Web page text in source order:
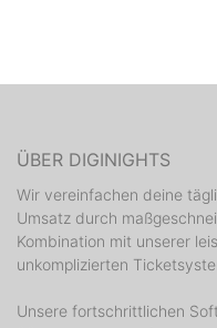
ÜBER DIGINIGHTS
Wir vereinfachen deine
Umsatz durch
Kombination mit unserer
unkomplizierten
Unsere fortschrittlichen